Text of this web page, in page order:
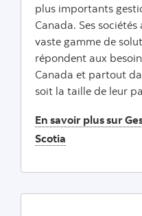
plus importants
Canada. Ses
vaste gamme de
répondent aux
Canada et partout
soit la taille de leur
En savoir plus sur
Scotia